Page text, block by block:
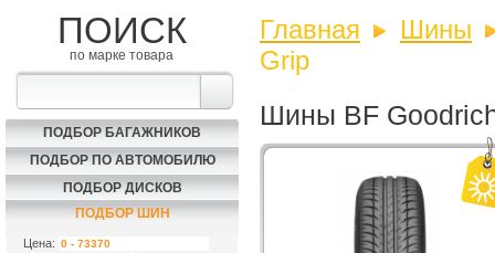
ПОИСК
по марке товара
ПОДБОР БАГАЖНИКОВ
ПОДБОР ПО АВТОМОБИЛЮ
ПОДБОР ДИСКОВ
ПОДБОР ШИН
Цена:
Главная
Шины
Grip
Шины BF